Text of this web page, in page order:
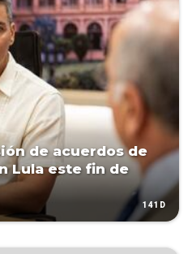
de acuerdos de
Lula este fin de
141D